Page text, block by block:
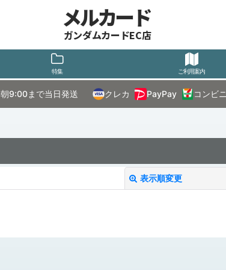
メルカード
ガンダムカードEC店
特集 ご利用案内
朝9:00まで当日発送 クレカ PayPay コンビニ
表示順変更